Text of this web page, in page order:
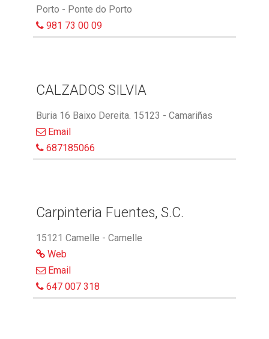
Porto - Ponte do Porto
981 73 00 09
CALZADOS SILVIA
Buria 16 Baixo Dereita. 15123 - Camariñas
Email
687185066
Carpinteria Fuentes, S.C.
15121 Camelle - Camelle
Web
Email
647 007 318